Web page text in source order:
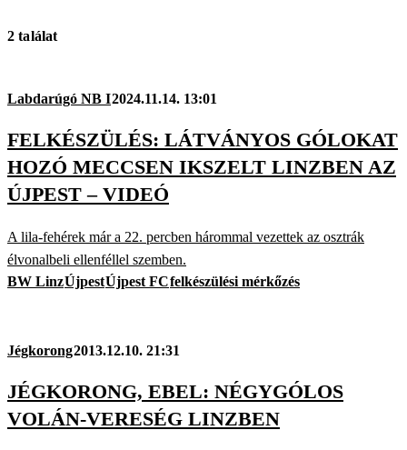
2 találat
Labdarúgó NB I2024.11.14. 13:01
FELKÉSZÜLÉS: LÁTVÁNYOS GÓLOKAT
HOZÓ MECCSEN IKSZELT LINZBEN AZ
ÚJPEST – VIDEÓ
A lila-fehérek már a 22. percben hárommal vezettek az osztrák
élvonalbeli ellenféllel szemben.
BW LinzÚjpestÚjpest FCfelkészülési mérkőzés
Jégkorong2013.12.10. 21:31
JÉGKORONG, EBEL: NÉGYGÓLOS
VOLÁN-VERESÉG LINZBEN